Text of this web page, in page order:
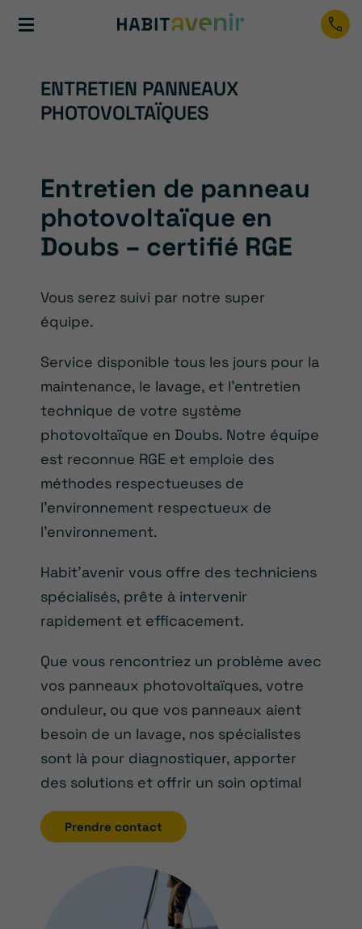
ENTRETIEN PANNEAUX
PHOTOVOLTAÏQUES
Entretien de panneau
photovoltaïque en
Doubs – certifié RGE
Vous serez suivi par notre super
équipe.
Service disponible tous les jours pour la
maintenance, le lavage, et l’entretien
technique de votre système
photovoltaïque en Doubs. Notre équipe
est reconnue RGE et emploie des
méthodes respectueuses de
l’environnement respectueux de
l’environnement.
Habit’avenir vous offre des techniciens
spécialisés, prête à intervenir
rapidement et efficacement.
Que vous rencontriez un problème avec
vos panneaux photovoltaïques, votre
onduleur, ou que vos panneaux aient
besoin de un lavage, nos spécialistes
sont là pour diagnostiquer, apporter
des solutions et offrir un soin optimal
Prendre contact